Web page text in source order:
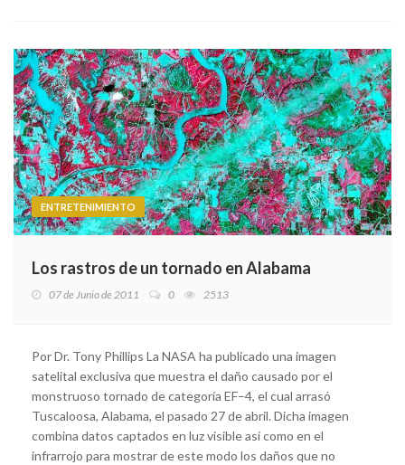
ENTRETENIMIENTO
Los rastros de un tornado en Alabama
07 de Junio de 2011 0 2513
Por Dr. Tony Phillips La NASA ha publicado una imagen
satelital exclusiva que muestra el daño causado por el
monstruoso tornado de categoría EF–4, el cual arrasó
Tuscaloosa, Alabama, el pasado 27 de abril. Dicha imagen
combina datos captados en luz visible así como en el
infrarrojo para mostrar de este modo los daños que no